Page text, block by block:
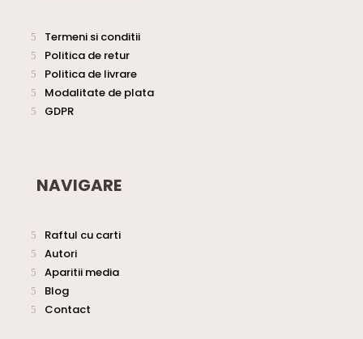
Termeni si conditii
Politica de retur
Politica de livrare
Modalitate de plata
GDPR
NAVIGARE
Raftul cu carti
Autori
Aparitii media
Blog
Contact